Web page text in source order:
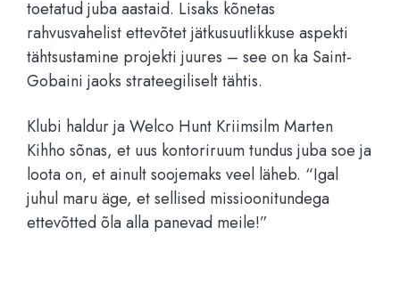
toetatud juba aastaid. Lisaks kõnetas
rahvusvahelist ettevõtet jätkusuutlikkuse aspekti
tähtsustamine projekti juures – see on ka Saint-
Gobaini jaoks strateegiliselt tähtis.
Klubi haldur ja Welco Hunt Kriimsilm Marten
Kihho sõnas, et uus kontoriruum tundus juba soe ja
loota on, et ainult soojemaks veel läheb. “Igal
juhul maru äge, et sellised missioonitundega
ettevõtted õla alla panevad meile!”